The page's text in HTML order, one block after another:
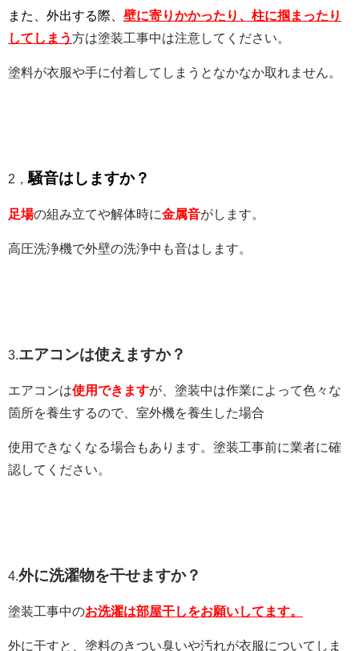
また、外出する際、 壁に寄りかかったり、柱に掴まったり
してしまう方は塗装工事中は注意してください。
塗料が衣服や手に付着してしまうとなかなか取れません。
2，騒音はしますか？
足場の組み立てや解体時に金属音がします。
高圧洗浄機で外壁の洗浄中も音はします。
3.エアコンは使えますか？
エアコンは使用できますが、塗装中は作業によって色々な
箇所を養生するので、室外機を養生した場合
使用できなくなる場合もあります。塗装工事前に業者に確
認してください。
4.外に洗濯物を干せますか？
塗装工事中のお洗濯は部屋干しをお願いしてます。
外に干すと、塗料のきつい臭いや汚れが衣服についてしま